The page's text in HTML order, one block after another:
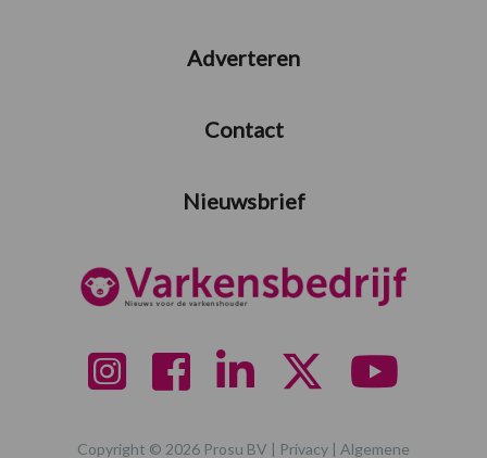
Adverteren
Contact
Nieuwsbrief
Copyright © 2026 Prosu BV | Privacy | Algemene